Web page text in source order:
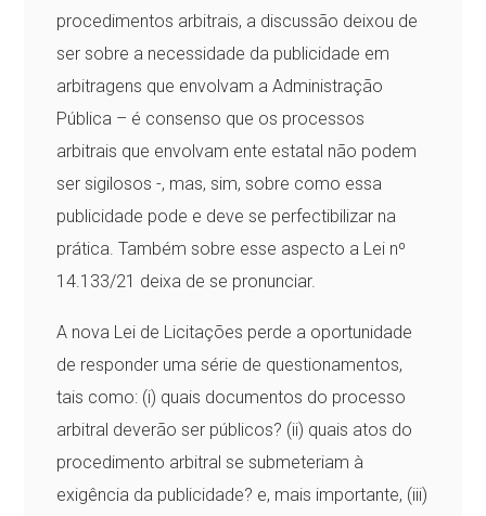
procedimentos arbitrais, a discussão deixou de
ser sobre a necessidade da publicidade em
arbitragens que envolvam a Administração
Pública – é consenso que os processos
arbitrais que envolvam ente estatal não podem
ser sigilosos -, mas, sim, sobre como essa
publicidade pode e deve se perfectibilizar na
prática. Também sobre esse aspecto a Lei nº
14.133/21 deixa de se pronunciar.
A nova Lei de Licitações perde a oportunidade
de responder uma série de questionamentos,
tais como: (i) quais documentos do processo
arbitral deverão ser públicos? (ii) quais atos do
procedimento arbitral se submeteriam à
exigência da publicidade? e, mais importante, (iii)